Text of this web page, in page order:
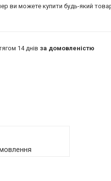
ви можете купити будь-який
14 днів за домовленістю